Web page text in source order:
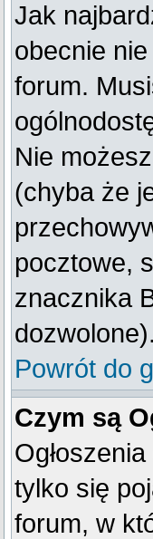
Jak
obecnie
forum.
Nie
(chyba że
pocztowe,
znacznika
dozwolone).
Powrót do
Czym są
tylko się
forum, w